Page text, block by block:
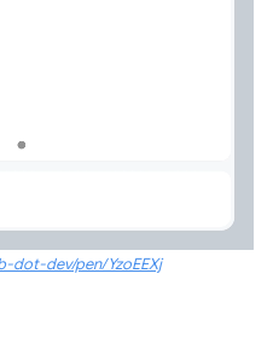
dot-dev/pen/YzoEEXj